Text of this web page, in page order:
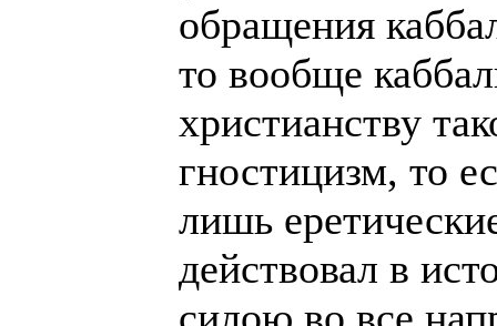
обращения
то вообще
христианству
гностицизм, то
лишь
действовал в